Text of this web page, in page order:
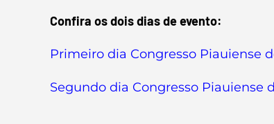
Confira os dois dias de evento:
Primeiro dia Congresso Piauiense
Segundo dia Congresso Piauiense